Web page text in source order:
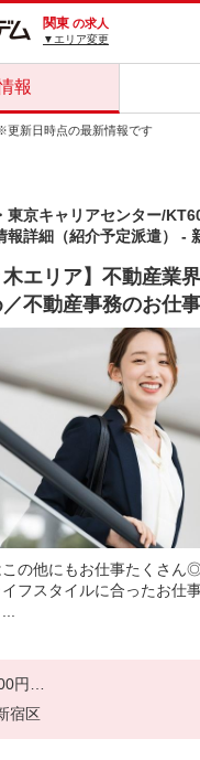
関東 の求人
▼エリア変更
報
更新日時点の最新情報です
東京キャリアセンター/
報詳細（紹介予定派遣） -
木エリア】不動産業
不動産事務のお仕
の他にもお仕事たくさん
フスタイルに合ったお仕
円
定に基づき交通費支給
宿区